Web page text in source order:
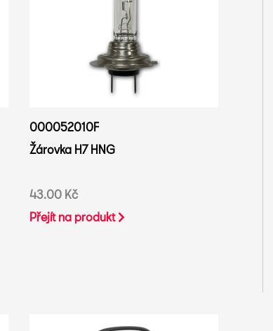
000052010F
Žárovka H7 HNG
43.00 Kč
Přejít na produkt